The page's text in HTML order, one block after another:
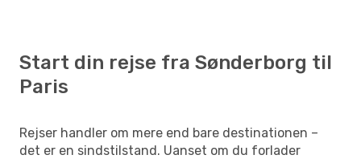
Start din rejse fra Sønderborg til
Paris
Rejser handler om mere end bare destinationen –
det er en sindstilstand. Uanset om du forlader